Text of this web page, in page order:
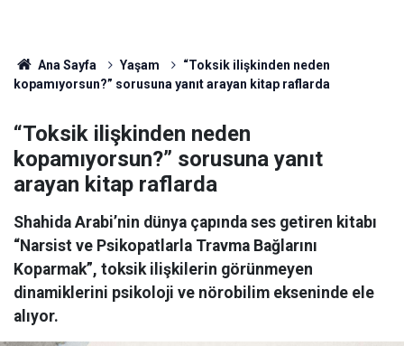
Ana Sayfa Yaşam
“Toksik ilişkinden neden
kopamıyorsun?” sorusuna yanıt arayan kitap raflarda
“Toksik ilişkinden neden
kopamıyorsun?” sorusuna yanıt
arayan kitap raflarda
Shahida Arabi’nin dünya çapında ses getiren kitabı
“Narsist ve Psikopatlarla Travma Bağlarını
Koparmak”, toksik ilişkilerin görünmeyen
dinamiklerini psikoloji ve nörobilim ekseninde ele
alıyor.